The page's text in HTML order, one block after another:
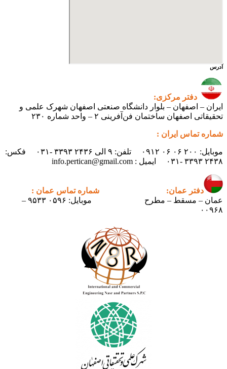
آدرس
دفتر مرکزی:
ایران – اصفهان – بلوار دانشگاه صنعتی اصفهان شهرک علمی و
تحقیقاتی اصفهان ساختمان فن‌آفرینی ۲ – واحد شماره ۲۳۰
شماره تماس ایران :
موبایل: ۲۰۰ ۰۶ ۰۶ ۰۹۱۲ تلفن: ۹ الی ۲۴۳۶ ۳۳۹۳ -۰۳۱ فکس:
۲۴۳۸ ۳۳۹۳ -۰۳۱ ایمیل : info.pertican@gmail.com
دفتر عمان:
شماره تماس عمان :
عمان – مسقط – مطرح
موبایل: ۰۵۹۶ ۹۵۳۳ –
۰۰۹۶۸